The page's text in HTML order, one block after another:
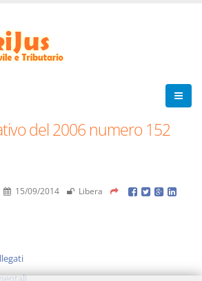
del 2006 numero 152
15/09/2014 Libera